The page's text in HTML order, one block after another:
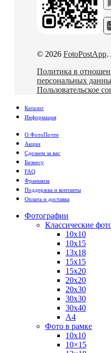
© 2026 FotoPostApp.
Политика в
персональных
Пользовательское
Каталог
Информация
О ФотоПочте
Акции
Сделаем за вас
Бизнесу
FAQ
Франшиза
Поддержка и контакты
Оплата и доставка
Фотографии
Классические
10х10
10х15
13х18
15х15
15х20
20х20
20х30
30х30
30х40
А4
Фото в рамке
10х10
10×15